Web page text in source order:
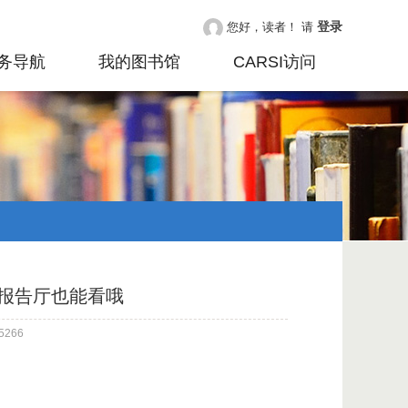
导航 我的图书馆 CARSI访问
您好，读者！ 请 登录
告厅也能看哦